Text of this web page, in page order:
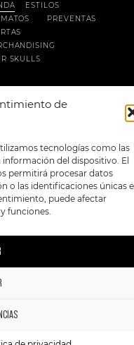
de
tecnologías como las
del dispositivo. El
permitirá procesar datos
o las identificaciones únicas
puede afectar
funciones.
ESTILOS
PREVENTAS
SKULLS
METODOS DE PAGO:
los derechos.